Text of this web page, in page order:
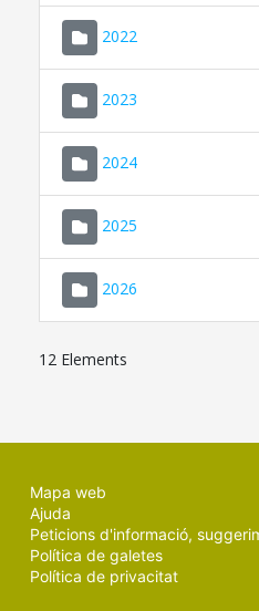
2022
2023
2024
2025
2026
12 Elements
Mapa web
Ajuda
Peticions d'informació,
Política de galetes
Política de privacitat